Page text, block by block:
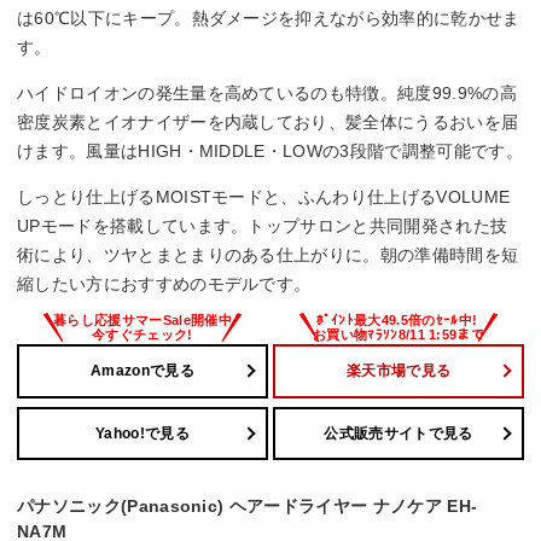
は60℃以下にキープ。熱ダメージを抑えながら効率的に乾かせま
す。
ハイドロイオンの発生量を高めているのも特徴。純度99.9%の高
密度炭素とイオナイザーを内蔵しており、髪全体にうるおいを届
けます。風量はHIGH・MIDDLE・LOWの3段階で調整可能です。
しっとり仕上げるMOISTモードと、ふんわり仕上げるVOLUME
UPモードを搭載しています。トップサロンと共同開発された技
術により、ツヤとまとまりのある仕上がりに。朝の準備時間を短
縮したい方におすすめのモデルです。
Amazonで見る 楽天市場で見る
Yahoo!で見る 公式販売サイトで見る
パナソニック(Panasonic) ヘアードライヤー ナノケア EH-
NA7M